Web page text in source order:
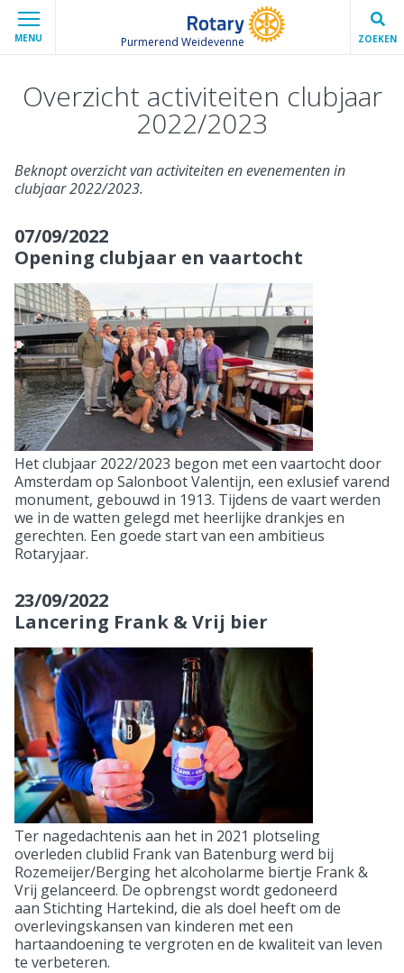
MENU Purmerend Weidevenne ZOEKEN
Overzicht activiteiten clubjaar
2022/2023
Beknopt overzicht van activiteiten en evenementen in
clubjaar 2022/2023.
07/09/2022
Opening clubjaar en vaartocht
Het clubjaar 2022/2023 begon met een vaartocht door
Amsterdam op Salonboot Valentijn, een exlusief varend
monument, gebouwd in 1913. Tijdens de vaart werden
we in de watten gelegd met heerlijke drankjes en
gerechten. Een goede start van een ambitieus
Rotaryjaar.
23/09/2022
Lancering Frank & Vrij bier
Ter nagedachtenis aan het in 2021 plotseling
overleden clublid Frank van Batenburg werd bij
Rozemeijer/Berging het alcoholarme biertje Frank &
Vrij gelanceerd. De opbrengst wordt gedoneerd
aan Stichting Hartekind, die als doel heeft om de
overlevingskansen van kinderen met een
hartaandoening te vergroten en de kwaliteit van leven
te verbeteren.